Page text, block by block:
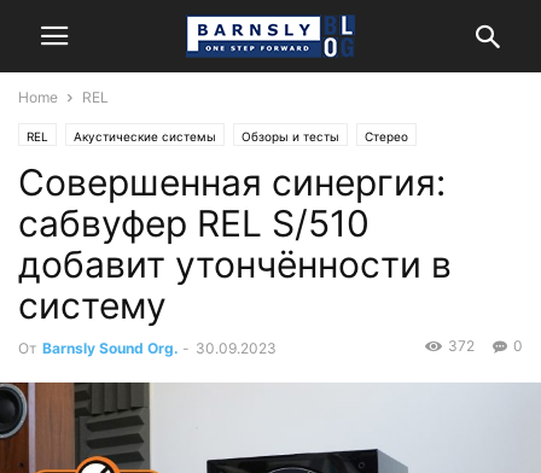
Home REL
REL Акустические системы Обзоры и тесты Стерео
Совершенная синергия:
сабвуфер REL S/510
добавит утончённости в
систему
От Barnsly Sound Org. - 30.09.2023 0
372